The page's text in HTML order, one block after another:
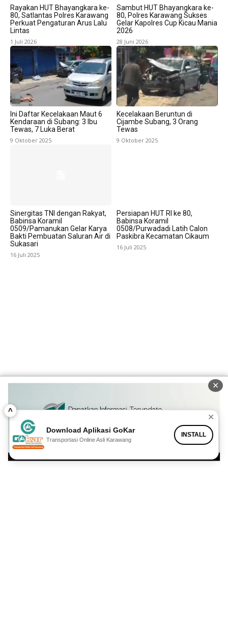
Rayakan HUT Bhayangkara ke-
80, Satlantas Polres Karawang
Perkuat Pengaturan Arus Lalu
Lintas
1 Juli 2026
Sambut HUT Bhayangkara ke-
80, Polres Karawang Sukses
Gelar Kapolres Cup Kicau Mania
2026
28 Juni 2026
Ini Daftar Kecelakaan Maut 6
Kendaraan di Subang: 3 Ibu
Tewas, 7 Luka Berat
9 Oktober 2025
Kecelakaan Beruntun di
Cijambe Subang, 3 Orang
Tewas
9 Oktober 2025
Sinergitas TNI dengan Rakyat,
Babinsa Koramil
0509/Pamanukan Gelar Karya
Bakti Pembuatan Saluran Air di
Sukasari
16 Juli 2025
Persiapan HUT RI ke 80,
Babinsa Koramil
0508/Purwadadi Latih Calon
Paskibra Kecamatan Cikaum
16 Juli 2025
✕
^
✕
Download Aplikasi GoKar
Transportasi Online Asli Karawang
INSTALL